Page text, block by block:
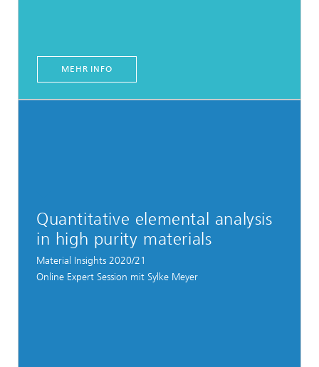
MEHR INFO
Quantitative elemental analysis
in high purity materials
Material Insights 2020/21
Online Expert Session mit Sylke Meyer